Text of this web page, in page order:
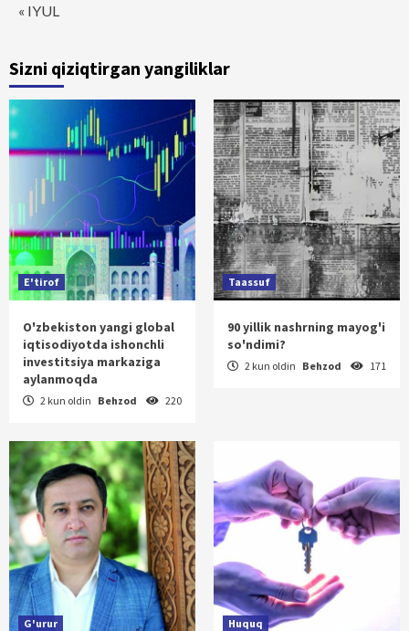
« IYUL
Sizni qiziqtirgan yangiliklar
E'tirof
O'zbekiston yangi global
iqtisodiyotda ishonchli
investitsiya markaziga
aylanmoqda
2 kun oldin Behzod 220
Taassuf
90 yillik nashrning mayog'i
so'ndimi?
2 kun oldin Behzod 171
G'urur Huquq